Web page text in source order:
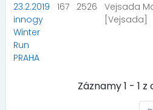
23.2.2019
innogy
Winter
Run
PRAHA
167 2526
[Vejsada]
Záznamy 1 - 1 z